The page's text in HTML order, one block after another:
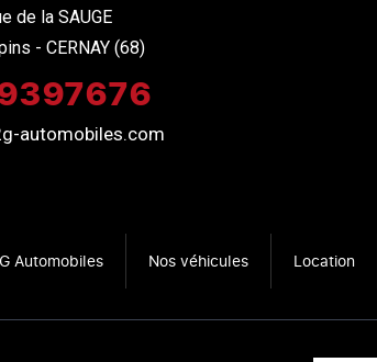
de la SAUGE
- CERNAY (68)
automobiles.com
Automobiles Nos véhicules Location